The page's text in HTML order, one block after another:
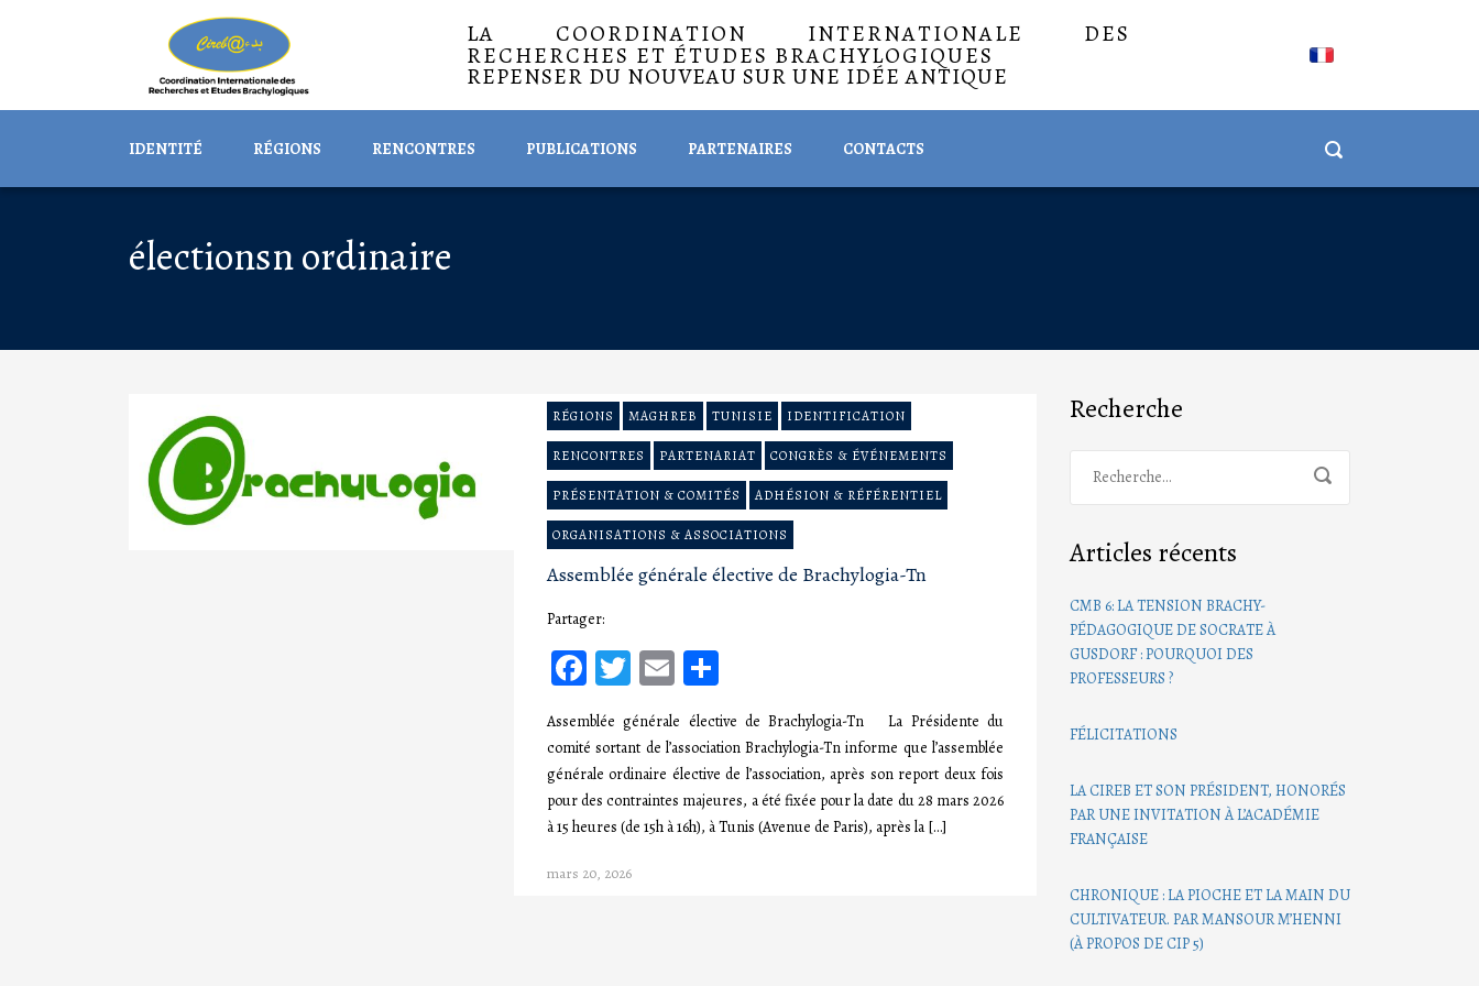
LA COORDINATION INTERNATIONALE DES
RECHERCHES ET ÉTUDES BRACHYLOGIQUES
REPENSER DU NOUVEAU SUR UNE IDÉE ANTIQUE
IDENTITÉ RÉGIONS RENCONTRES PUBLICATIONS PARTENAIRES CONTACTS
électionsn ordinaire
RÉGIONS MAGHREB TUNISIE IDENTIFICATION
RENCONTRES PARTENARIAT CONGRÈS & ÉVÉNEMENTS
PRÉSENTATION & COMITÉS ADHÉSION & RÉFÉRENTIEL
ORGANISATIONS & ASSOCIATIONS
Assemblée générale élective de Brachylogia-Tn
Partager:
Facebook
Twitter
Email
Assemblée générale élective de Brachylogia-Tn La Présidente du
comité sortant de l’association Brachylogia-Tn informe que l’assemblée
générale ordinaire élective de l’association, après son report deux fois
pour des contraintes majeures, a été fixée pour la date du 28 mars 2026
à 15 heures (de 15h à 16h), à Tunis (Avenue de Paris), après la […]
mars 20, 2026
Recherche
Articles récents
CMB 6: LA TENSION BRACHY-
PÉDAGOGIQUE DE SOCRATE À
GUSDORF : POURQUOI DES
PROFESSEURS ?
FÉLICITATIONS
LA CIREB ET SON PRÉSIDENT, HONORÉS
PAR UNE INVITATION À L’ACADÉMIE
FRANÇAISE
CHRONIQUE : LA PIOCHE ET LA MAIN DU
CULTIVATEUR. PAR MANSOUR M’HENNI
(À PROPOS DE CIP 5)